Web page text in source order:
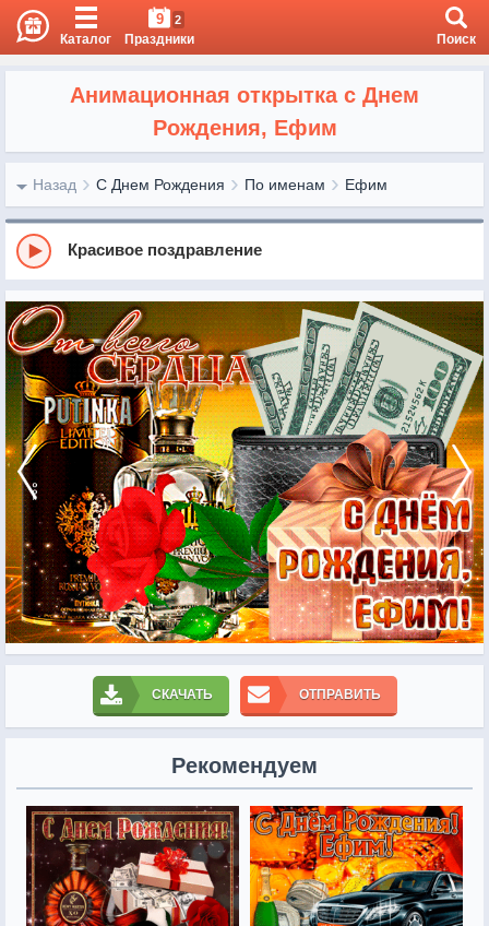
Каталог
9 2
Праздники Поиск
Анимационная открытка с Днем
Рождения, Ефим
Назад С Днем Рождения По именам Ефим
Красивое поздравление
СКАЧАТЬ ОТПРАВИТЬ
Рекомендуем